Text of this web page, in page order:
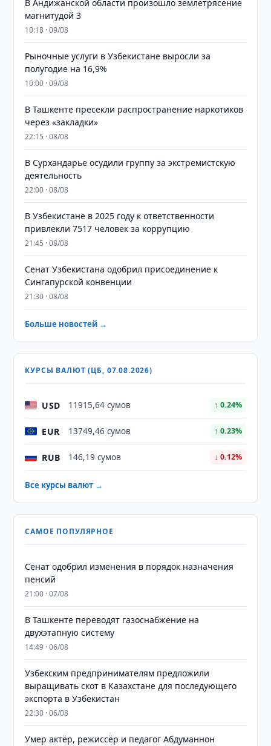
В Андижанской области произошло землетрясение
магнитудой 3
10:18 · 09/08
Рыночные услуги в Узбекистане выросли за
полугодие на 16,9%
10:00 · 09/08
В Ташкенте пресекли распространение наркотиков
через «закладки»
22:15 · 08/08
В Сурхандарье осудили группу за экстремистскую
деятельность
22:00 · 08/08
В Узбекистане в 2025 году к ответственности
привлекли 7517 человек за коррупцию
21:45 · 08/08
Сенат Узбекистана одобрил присоединение к
Сингапурской конвенции
21:30 · 08/08
Больше новостей →
КУРСЫ ВАЛЮТ (ЦБ, 07.08.2026)
USD 11915,64 сумов ↑ 0.24%
EUR 13749,46 сумов ↑ 0.23%
RUB 146,19 сумов ↓ 0.12%
Все курсы валют →
САМОЕ ПОПУЛЯРНОЕ
Сенат одобрил изменения в порядок назначения
пенсий
21:00 · 07/08
В Ташкенте переводят газоснабжение на
двухэтапную систему
14:49 · 06/08
Узбекским предпринимателям предложили
выращивать скот в Казахстане для последующего
экспорта в Узбекистан
22:30 · 06/08
Умер актёр, режиссёр и педагог Абдуманнон